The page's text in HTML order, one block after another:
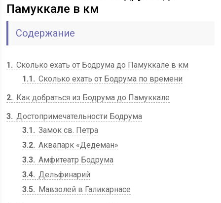
Памуккале в км
Содержание
1
Сколько ехать от Бодрума до Памуккале в км
1.1
Сколько ехать от Бодрума по времени
2
Как добраться из Бодрума до Памуккале
3 Достопримечательности Бодрума
3.1
Замок св. Петра
3.2 Аквапарк «Дедеман»
3.3 Амфитеатр Бодрума
3.4 Дельфинарий
3.5
Мавзолей в Галикарнасе